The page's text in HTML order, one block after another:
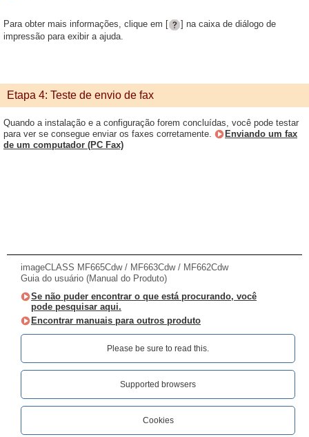
Para obter mais informações, clique em [
] na caixa de diálogo de
impressão para exibir a ajuda.
Etapa 4: Teste de envio de fax
Quando a instalação e a configuração forem concluídas, você pode testar
para ver se consegue enviar os faxes corretamente.
Enviando um fax
de um computador (PC Fax)
imageCLASS MF665Cdw / MF663Cdw / MF662Cdw
Guia do usuário (Manual do Produto)
Se não puder encontrar o que está procurando, você
pode pesquisar aqui.
Encontrar manuais para outros produto
Please be sure to read this.‎
Supported browsers
Cookies